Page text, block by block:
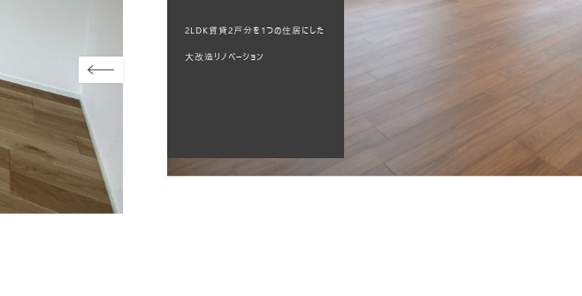
2LDK賃貸2戸分を1つの住居にした
大改造リノベーション